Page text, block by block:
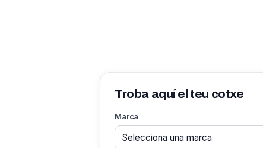
Troba aquí el teu cotxe
Marca